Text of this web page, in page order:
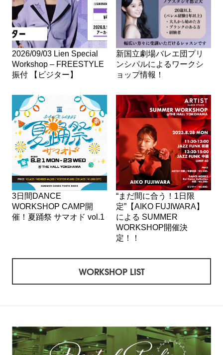
2026/09/03 Lien Special
Workshop – FREESTYLE
振付 【ビジター】
新国立劇場バレエ団プリ
ンシパルによるワークシ
ョップ情報！
3日間DANCE
WORKSHOP CAMP開
催！夏踊祭 サマオド vol.1
“まだ間に合う！1日限
定”【AIKO FUJIWARA】
による SUMMER
WORKSHOP開催決
定！！
WORKSHOP LIST